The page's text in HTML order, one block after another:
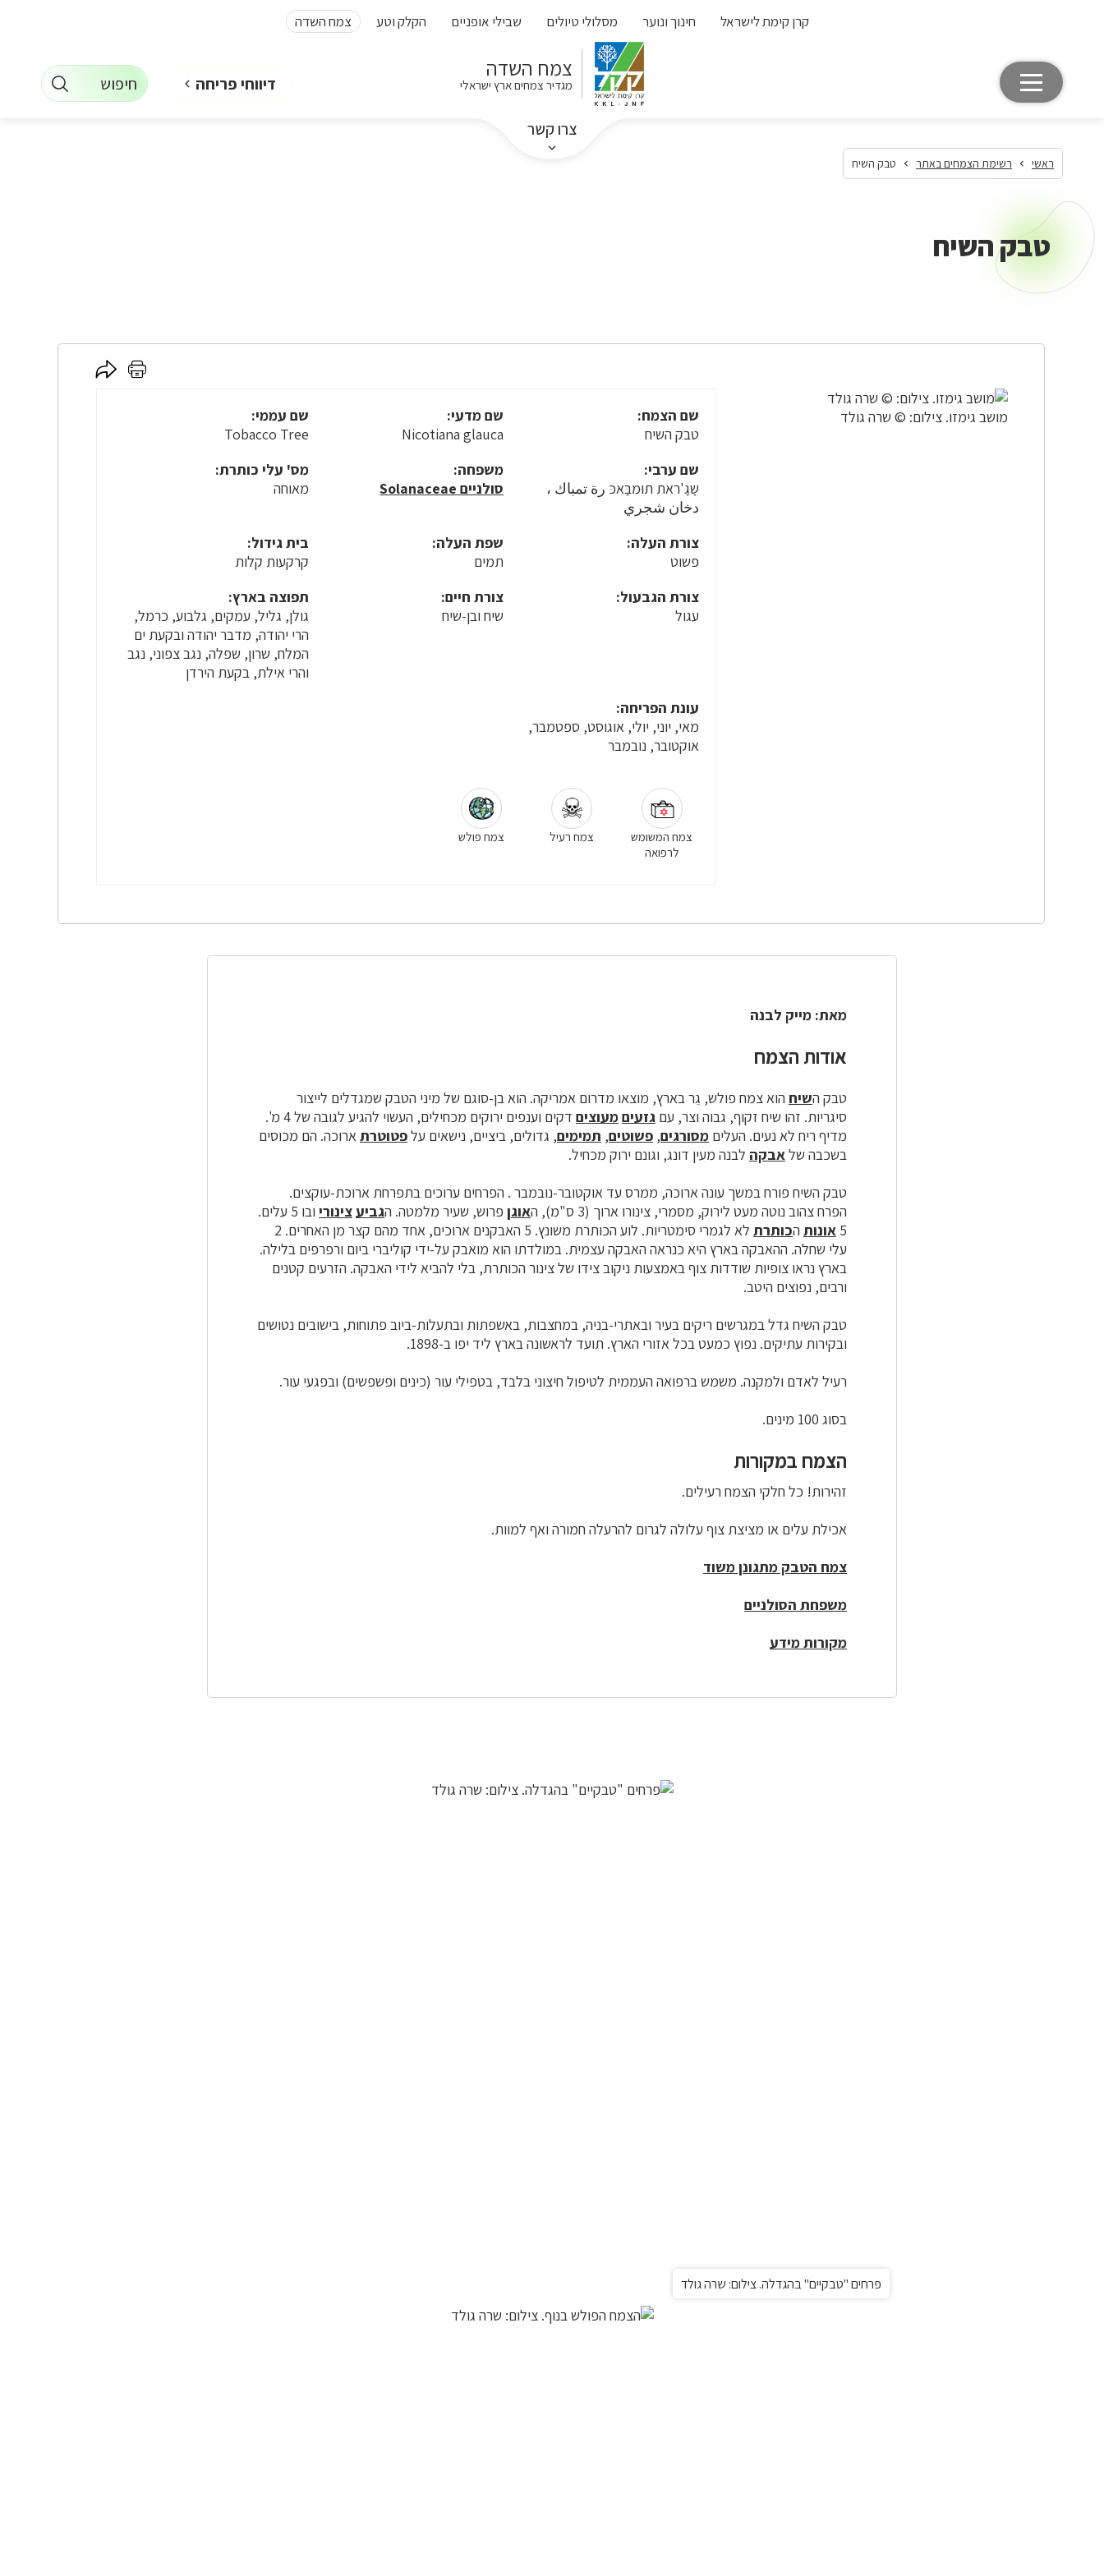
קרן קימת לישראל חינוך ונוער מסלולי טיולים שבילי אופניים הקלק וטע צמח השדה
צמח השדה
מגדיר צמחים ארץ ישראלי
צרו קשר
דיווחי פריחה חיפוש
ראשי רשימת הצמחים באתר טבק השיח
טבק השיח
מושב גימזו. צילום: © שרה גולד
לחץ
לחץ
שם הצמח:
טבק השיח
שם מדעי:
Nicotiana glauca
שם עממי:
Tobacco Tree
שם ערבי:
שַגַ'ראת תוּמבַּאכּ رة تمباك ،
دخان شجري
משפחה:
סולניים Solanaceae
מס' עלי כותרת:
מאוחה
צורת העלה:
פשוט
שפת העלה:
תמים
בית גידול:
קרקעות קלות
צורת הגבעול:
עגול
צורת חיים:
שיח ובן-שיח
תפוצה בארץ:
גולן, גליל, עמקים, גלבוע, כרמל,
הרי יהודה, מדבר יהודה ובקעת ים
המלח, שרון, שפלה, נגב צפוני, נגב
והרי אילת, בקעת הירדן
עונת הפריחה:
מאי, יוני, יולי, אוגוסט, ספטמבר,
אוקטובר, נובמבר
צמח המשומש
לרפואה
צמח רעיל צמח פולש
מאת: מייק לבנה
אודות הצמח
טבק השיח הוא צמח פולש, גֵר בארץ, מוצאו מדרום אמריקה. הוא בן-סוגם של מיני הטבק שמגדלים לייצור
סיגריות. זהו שיח זקוף, גבוה וצר, עם גזעיםמעוצים
דקים וענפים ירוקים מכחילים, העשוי להגיע לגובה של 4 מ'.
מדיף ריח לא נעים. העלים מסורגים, פשוטים, תמימים, גדולים, ביציים, נישאים עלפטוטרתארוכה. הם מכוסים
בשכבה שלאבקה לבנה מעין דונג, וגונם ירוק מכחיל.
טבק השיח פורח במשך עונה ארוכה, ממרס עד אוקטובר-נובמבר . הפרחים ערוכים בתפרחת ארוכת-עוקצים.
הפרח צהוב נוטה מעט לירוק, מסמרי, צינורו ארוך (3 ס"מ), ה
אוגן פרוש, שעיר מלמטה. הגביעצינורי
ובו 5 עלים.
5 אונות הכותרת
לא לגמרי סימטריות. לוע הכותרת משונץ. 5 האבקנים ארוכים, אחד מהם קצר מן האחרים. 2
עלי שחלה. ההאבקה בארץ היא כנראה האבקה עצמית. במולדתו הוא מואבק על-ידי קוליברי ביום ורפרפים בלילה.
בארץ נראו צופיות שודדות צוף באמצעות ניקוב צידו של צינור הכותרת, בלי להביא לידי האבקה. הזרעים קטנים
ורבים, נפוצים היטב.
טבק השיח גדל במגרשים ריקים בעיר ובאתרי-בניה, במחצבות, באשפתות ובתעלות-ביוב פתוחות, בישובים נטושים
ובקירות עתיקים. נפוץ כמעט בכל אזורי הארץ. תועד לראשונה בארץ ליד יפו ב-1898.
רעיל לאדם ולמקנה. משמש ברפואה העממית לטיפול חיצוני בלבד, בטפילי עור (כינים ופשפשים) ובפגעי עור.
בסוג 100 מינים.
הצמח במקורות
זהירות! כל חלקי הצמח רעילים.
אכילת עלים או מציצת צוף עלולה לגרום להרעלה חמורה ואף למוות.
צמח הטבק מתגונן משוד
משפחת הסולניים
מקורות מידע
פרחים "טבקיים" בהגדלה. צילום: שרה גולד